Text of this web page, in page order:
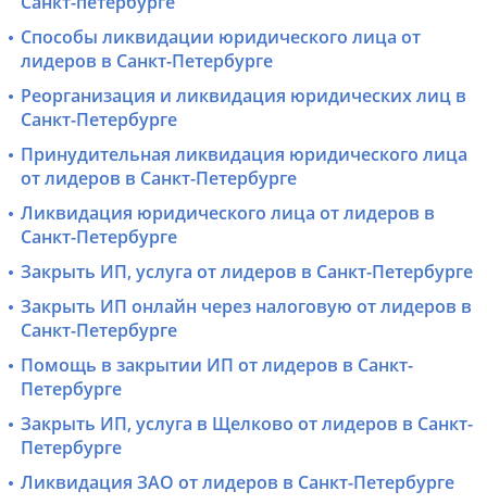
Способы ликвидации юридического лица от
лидеров в Санкт-Петербурге
Реорганизация и ликвидация юридических лиц в
Санкт-Петербурге
Принудительная ликвидация юридического лица
от лидеров в Санкт-Петербурге
Ликвидация юридического лица от лидеров в
Санкт-Петербурге
Закрыть ИП, услуга от лидеров в Санкт-Петербурге
Закрыть ИП онлайн через налоговую от лидеров в
Санкт-Петербурге
Помощь в закрытии ИП от лидеров в Санкт-
Петербурге
Закрыть ИП, услуга в Щелково от лидеров в Санкт-
Петербурге
Ликвидация ЗАО от лидеров в Санкт-Петербурге